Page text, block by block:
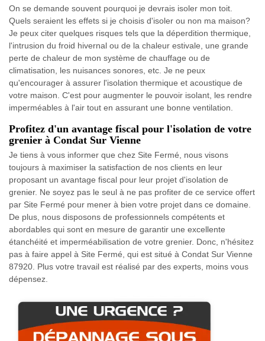
On se demande souvent pourquoi je devrais isoler mon toit.
Quels seraient les effets si je choisis d'isoler ou non ma maison?
Je peux citer quelques risques tels que la déperdition thermique,
l'intrusion du froid hivernal ou de la chaleur estivale, une grande
perte de chaleur de mon système de chauffage ou de
climatisation, les nuisances sonores, etc. Je ne peux
qu'encourager à assurer l'isolation thermique et acoustique de
votre maison. C'est pour augmenter le pouvoir isolant, les rendre
imperméables à l'air tout en assurant une bonne ventilation.
Profitez d'un avantage fiscal pour l'isolation de votre
grenier à Condat Sur Vienne
Je tiens à vous informer que chez Site Fermé, nous visons
toujours à maximiser la satisfaction de nos clients en leur
proposant un avantage fiscal pour leur projet d'isolation de
grenier. Ne soyez pas le seul à ne pas profiter de ce service offert
par Site Fermé pour mener à bien votre projet dans ce domaine.
De plus, nous disposons de professionnels compétents et
abordables qui sont en mesure de garantir une excellente
étanchéité et imperméabilisation de votre grenier. Donc, n'hésitez
pas à faire appel à Site Fermé, qui est situé à Condat Sur Vienne
87920. Plus votre travail est réalisé par des experts, moins vous
dépensez.